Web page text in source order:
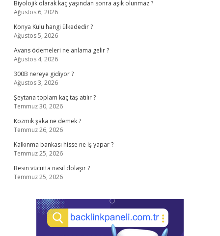
Biyolojik olarak kaç yaşından sonra aşık olunmaz ?
Ağustos 6, 2026
Konya Kulu hangi ülkededir ?
Ağustos 5, 2026
Avans ödemeleri ne anlama gelir ?
Ağustos 4, 2026
300B nereye gidiyor ?
Ağustos 3, 2026
Şeytana toplam kaç taş atılır ?
Temmuz 30, 2026
Kozmik şaka ne demek ?
Temmuz 26, 2026
Kalkınma bankası hisse ne iş yapar ?
Temmuz 25, 2026
Besin vücutta nasıl dolaşır ?
Temmuz 25, 2026